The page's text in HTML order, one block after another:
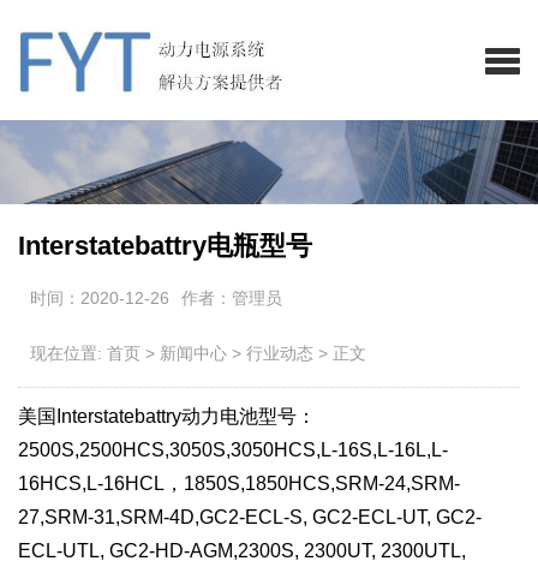
Interstatebattry电瓶型号
时间：2020-12-26 作者：管理员
现在位置: 首页 > 新闻中心 > 行业动态 > 正文
美国Interstatebattry动力电池型号：
2500S,2500HCS,3050S,3050HCS,L-16S,L-16L,L-
16HCS,L-16HCL，1850S,1850HCS,SRM-24,SRM-
27,SRM-31,SRM-4D,GC2-ECL-S, GC2-ECL-UT, GC2-
ECL-UTL, GC2-HD-AGM,2300S, 2300UT, 2300UTL,